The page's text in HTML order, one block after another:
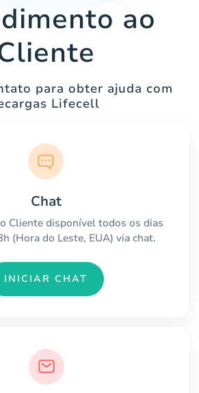
ao
para obter ajuda com
Lifecell
Chat
Cliente disponível todos os dias
(Hora do Leste, EUA) via chat.
INICIAR CHAT